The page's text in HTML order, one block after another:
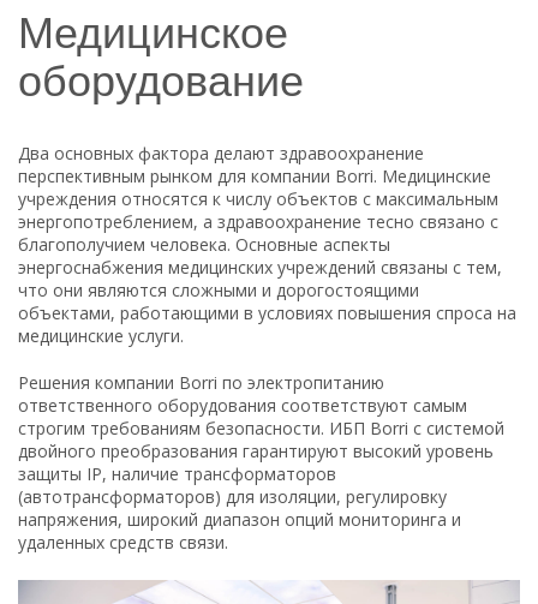
Медицинское
оборудование
Два основных фактора делают здравоохранение
перспективным рынком для компании Borri. Медицинские
учреждения относятся к числу объектов с максимальным
энергопотреблением, а здравоохранение тесно связано с
благополучием человека. Основные аспекты
энергоснабжения медицинских учреждений связаны с тем,
что они являются сложными и дорогостоящими
объектами, работающими в условиях повышения спроса на
медицинские услуги.
Решения компании Borri по электропитанию
ответственного оборудования соответствуют самым
строгим требованиям безопасности. ИБП Borri с системой
двойного преобразования гарантируют высокий уровень
защиты IP, наличие трансформаторов
(автотрансформаторов) для изоляции, регулировку
напряжения, широкий диапазон опций мониторинга и
удаленных средств связи.